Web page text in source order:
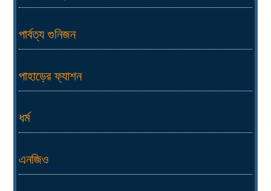
পার্বত্য গুনিজন
পাহাড়ের ফ্যাশন
ধর্ম
এনজিও